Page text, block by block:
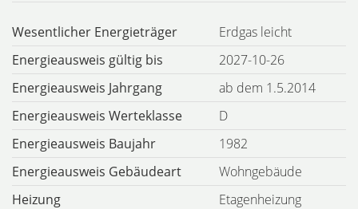
Wesentlicher Energieträger
Erdgas leicht
Energieausweis gültig bis
2027-10-26
Energieausweis Jahrgang
ab dem 1.5.2014
Energieausweis Werteklasse
D
Energieausweis Baujahr
1982
Energieausweis Gebäudeart
Wohngebäude
Heizung
Etagenheizung